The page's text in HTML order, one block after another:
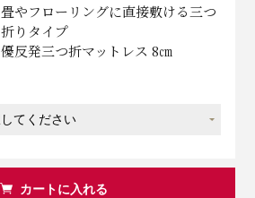
畳やフローリングに直接敷ける三つ
折りタイプ
優反発三つ折マットレス 8㎝
カートに入れる